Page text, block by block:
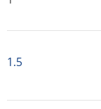
1.5